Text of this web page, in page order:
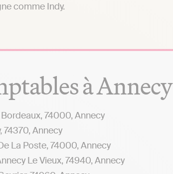
comme Indy.
à Annecy
74000, Annecy
74370, Annecy
La Poste, 74000, Annecy
Le Vieux, 74940, Annecy